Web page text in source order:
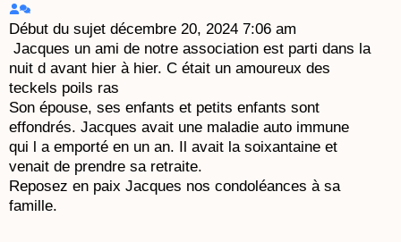
Début du sujet décembre 20, 2024 7:06 am
Jacques un ami de notre association est parti dans la
nuit d avant hier à hier. C était un amoureux des
teckels poils ras
Son épouse, ses enfants et petits enfants sont
effondrés. Jacques avait une maladie auto immune
qui l a emporté en un an. Il avait la soixantaine et
venait de prendre sa retraite.
Reposez en paix Jacques nos condoléances à sa
famille.